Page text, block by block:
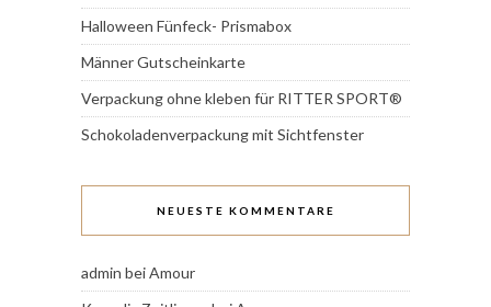
Halloween Fünfeck- Prismabox
Männer Gutscheinkarte
Verpackung ohne kleben für RITTER SPORT®
Schokoladenverpackung mit Sichtfenster
NEUESTE KOMMENTARE
admin beiAmour